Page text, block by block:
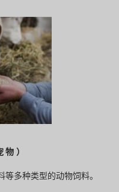
）
多种类型的动物饲料。